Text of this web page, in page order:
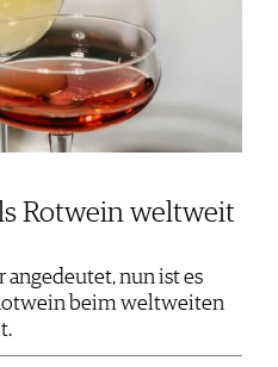
Rotwein weltweit
angedeutet, nun ist es
beim weltweiten